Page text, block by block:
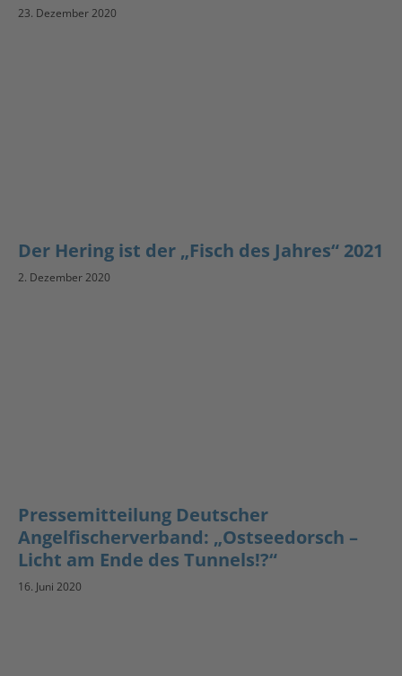
23. Dezember 2020
Der Hering ist der „Fisch des Jahres“ 2021
2. Dezember 2020
Pressemitteilung Deutscher
Angelfischerverband: „Ostseedorsch –
Licht am Ende des Tunnels!?“
16. Juni 2020